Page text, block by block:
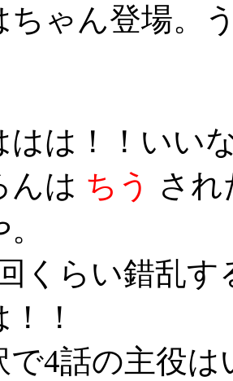
ちゃん登場。
はは！！いい
んは ちう
さ
くらい錯乱
！
で4話の主役